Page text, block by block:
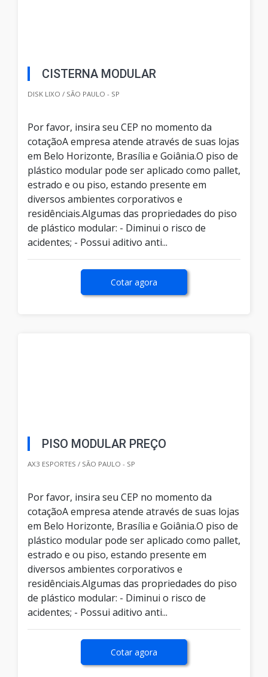
CISTERNA MODULAR
DISK LIXO / SÃO PAULO - SP
Por favor, insira seu CEP no momento da
cotaçãoA empresa atende através de suas lojas
em Belo Horizonte, Brasília e Goiânia.O piso de
plástico modular pode ser aplicado como pallet,
estrado e ou piso, estando presente em
diversos ambientes corporativos e
residênciais.Algumas das propriedades do piso
de plástico modular: - Diminui o risco de
acidentes; - Possui aditivo anti...
Cotar agora
PISO MODULAR PREÇO
AX3 ESPORTES / SÃO PAULO - SP
Por favor, insira seu CEP no momento da
cotaçãoA empresa atende através de suas lojas
em Belo Horizonte, Brasília e Goiânia.O piso de
plástico modular pode ser aplicado como pallet,
estrado e ou piso, estando presente em
diversos ambientes corporativos e
residênciais.Algumas das propriedades do piso
de plástico modular: - Diminui o risco de
acidentes; - Possui aditivo anti...
Cotar agora